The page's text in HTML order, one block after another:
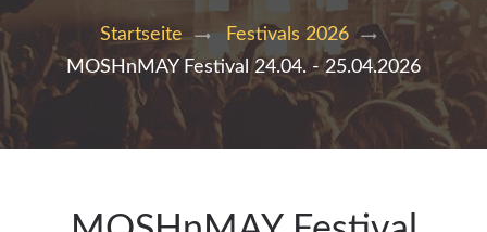
Startseite
Festivals 2026
MOSHnMAY Festival 24.04. - 25.04.2026